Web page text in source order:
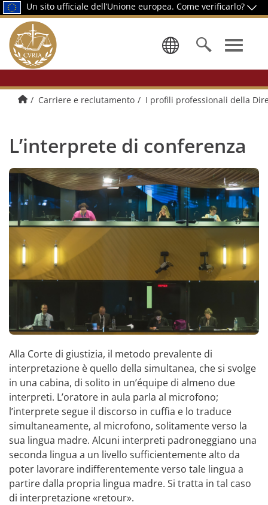
Un sito ufficiale dell’Unione europea. Come verificarlo?
Pagina di presentazione
Carriere e reclutamento I profili professionali della
L’interprete di conferenza
Alla Corte di giustizia, il metodo prevalente di
interpretazione è quello della simultanea, che si svolge
in una cabina, di solito in un’équipe di almeno due
interpreti. L’oratore in aula parla al microfono;
l’interprete segue il discorso in cuffia e lo traduce
simultaneamente, al microfono, solitamente verso la
sua lingua madre. Alcuni interpreti padroneggiano una
seconda lingua a un livello sufficientemente alto da
poter lavorare indifferentemente verso tale lingua a
partire dalla propria lingua madre. Si tratta in tal caso
di interpretazione «retour».